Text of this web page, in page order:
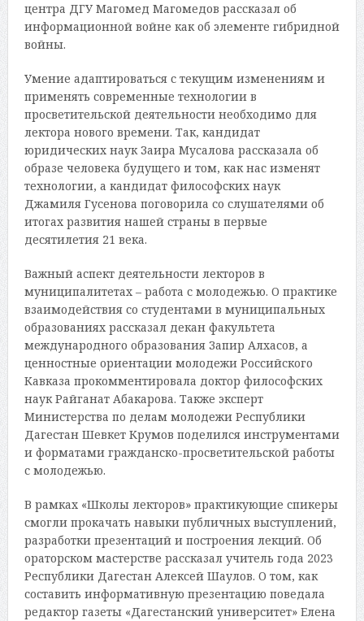
центра ДГУ Магомед Магомедов рассказал об
информационной войне как об элементе гибридной
войны.
Умение адаптироваться с текущим изменениям и
применять современные технологии в
просветительской деятельности необходимо для
лектора нового времени. Так, кандидат
юридических наук Заира Мусалова рассказала об
образе человека будущего и том, как нас изменят
технологии, а кандидат философских наук
Джамиля Гусенова поговорила со слушателями об
итогах развития нашей страны в первые
десятилетия 21 века.
Важный аспект деятельности лекторов в
муниципалитетах – работа с молодежью. О практике
взаимодействия со студентами в муниципальных
образованиях рассказал декан факультета
международного образования Запир Алхасов, а
ценностные ориентации молодежи Российского
Кавказа прокомментировала доктор философских
наук Райганат Абакарова. Также эксперт
Министерства по делам молодежи Республики
Дагестан Шевкет Крумов поделился инструментами
и форматами гражданско-просветительской работы
с молодежью.
В рамках «Школы лекторов» практикующие спикеры
смогли прокачать навыки публичных выступлений,
разработки презентаций и построения лекций. Об
ораторском мастерстве рассказал учитель года 2023
Республики Дагестан Алексей Шаулов. О том, как
составить информативную презентацию поведала
редактор газеты «Дагестанский университет» Елена